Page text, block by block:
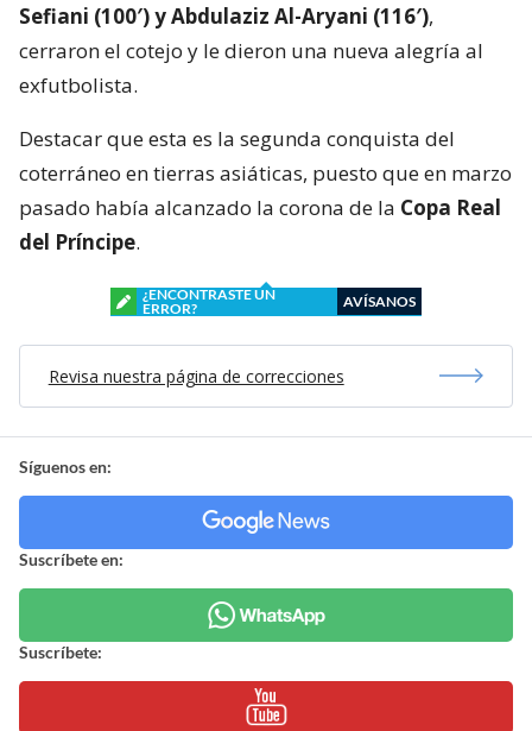
Sefiani (100′) y Abdulaziz Al-Aryani (116′),
cerraron el cotejo y le dieron una nueva alegría al
exfutbolista.
Destacar que esta es la segunda conquista del
coterráneo en tierras asiáticas, puesto que en marzo
pasado había alcanzado la corona de la Copa Real
del Príncipe.
¿ENCONTRASTE UN
ERROR?
AVÍSANOS
Revisa nuestra página de correcciones
Síguenos en:
Suscríbete en:
Suscríbete: